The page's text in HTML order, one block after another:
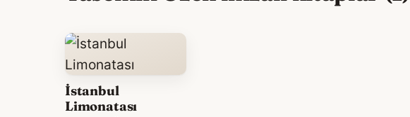
İstanbul
Limonatası